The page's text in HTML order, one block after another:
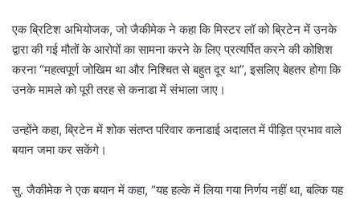
एक ब्रिटिश अभियोजक, जो जैकीमेक ने कहा कि मिस्टर लॉ को ब्रिटेन में उनके
द्वारा की गई मौतों के आरोपों का सामना करने के लिए प्रत्यर्पित करने की कोशिश
करना “महत्वपूर्ण जोखिम था और निश्चित से बहुत दूर था”, इसलिए बेहतर होगा कि
उनके मामले को पूरी तरह से कनाडा में संभाला जाए।
उन्होंने कहा, ब्रिटेन में शोक संतप्त परिवार कनाडाई अदालत में पीड़ित प्रभाव वाले
बयान जमा कर सकेंगे।
सु. जैकीमेक ने एक बयान में कहा, “यह हल्के में लिया गया निर्णय नहीं था, बल्कि यह